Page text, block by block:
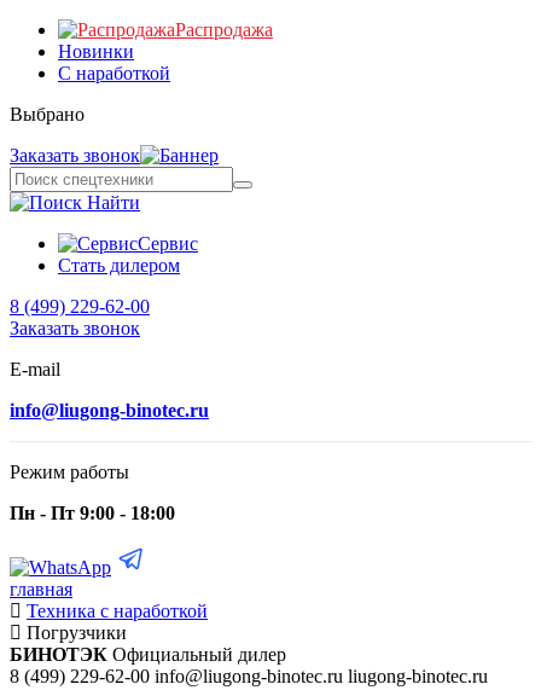
Распродажа
Новинки
С наработкой
Выбрано
Заказать звонок
Найти
Сервис
Стать дилером
8 (499) 229-62-00
Заказать звонок
E-mail
info@liugong-binotec.ru
Режим работы
Пн - Пт 9:00 - 18:00
главная
Техника с наработкой
Погрузчики
БИНОТЭК Официальный дилер
8 (499) 229-62-00 info@liugong-binotec.ru liugong-binotec.ru